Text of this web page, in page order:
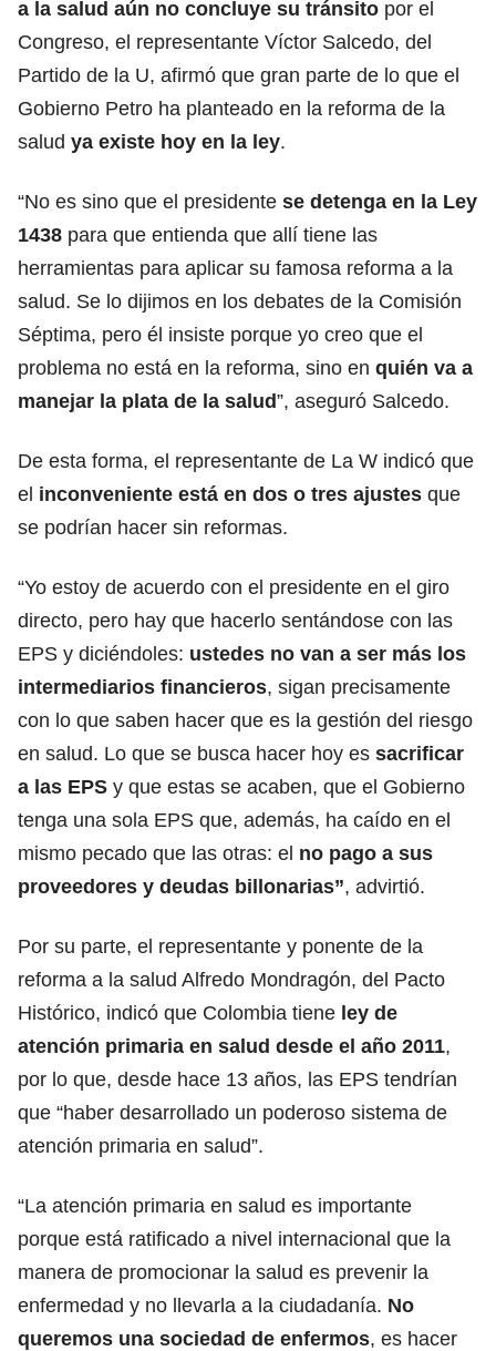
a la salud aún no concluye su tránsito por el
Congreso, el representante Víctor Salcedo, del
Partido de la U, afirmó que gran parte de lo que el
Gobierno Petro ha planteado en la reforma de la
salud ya existe hoy en la ley.
“No es sino que el presidente se detenga en la Ley
1438 para que entienda que allí tiene las
herramientas para aplicar su famosa reforma a la
salud. Se lo dijimos en los debates de la Comisión
Séptima, pero él insiste porque yo creo que el
problema no está en la reforma, sino en quién va a
manejar la plata de la salud”, aseguró Salcedo.
De esta forma, el representante de La W indicó que
el inconveniente está en dos o tres ajustes que
se podrían hacer sin reformas.
“Yo estoy de acuerdo con el presidente en el giro
directo, pero hay que hacerlo sentándose con las
EPS y diciéndoles: ustedes no van a ser más los
intermediarios financieros, sigan precisamente
con lo que saben hacer que es la gestión del riesgo
en salud. Lo que se busca hacer hoy es sacrificar
a las EPS y que estas se acaben, que el Gobierno
tenga una sola EPS que, además, ha caído en el
mismo pecado que las otras: el no pago a sus
proveedores y deudas billonarias”, advirtió.
Por su parte, el representante y ponente de la
reforma a la salud Alfredo Mondragón, del Pacto
Histórico, indicó que Colombia tiene ley de
atención primaria en salud desde el año 2011,
por lo que, desde hace 13 años, las EPS tendrían
que “haber desarrollado un poderoso sistema de
atención primaria en salud”.
“La atención primaria en salud es importante
porque está ratificado a nivel internacional que la
manera de promocionar la salud es prevenir la
enfermedad y no llevarla a la ciudadanía. No
queremos una sociedad de enfermos, es hacer